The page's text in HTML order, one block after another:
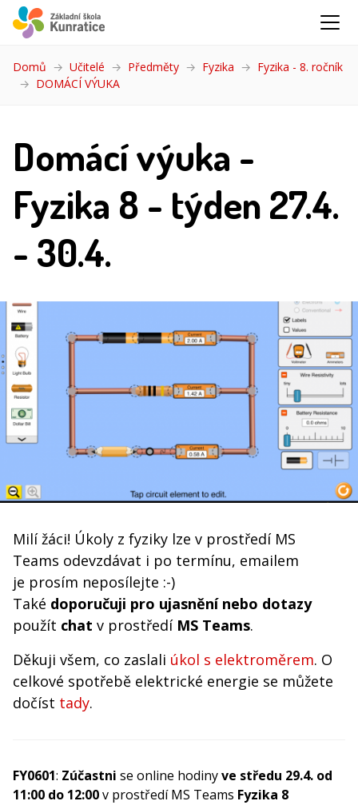
Domů Učitelé Předměty Fyzika
Fyzika - 8. ročník
DOMÁCÍ VÝUKA
Domácí výuka -
Fyzika 8 - týden 27.4.
- 30.4.
Milí žáci! Úkoly z fyziky lze v prostředí MS
Teams odevzdávat i po termínu, emailem
je prosím neposílejte :-)
Také doporučuji pro ujasnění nebo dotazy
použít chat v prostředí MS Teams.
Děkuji všem, co zaslali úkol s elektroměrem. O
celkové spotřebě elektrické energie se můžete
dočíst tady.
FY0601: Zúčastni se online hodinyve středu 29.4. od
11:00 do 12:00v prostředí MS Teams Fyzika 8